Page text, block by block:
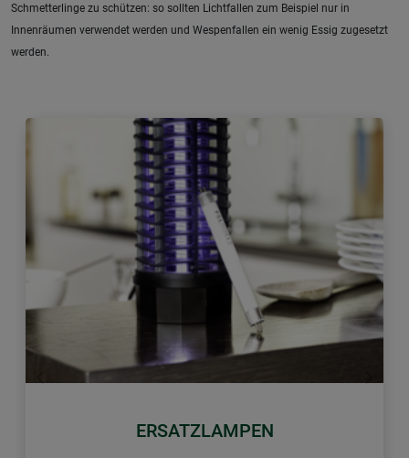
Schmetterlinge zu schützen: so sollten Lichtfallen zum Beispiel nur in
Innenräumen verwendet werden und Wespenfallen ein wenig Essig zugesetzt
werden.
ERSATZLAMPEN
Zurück Weiter